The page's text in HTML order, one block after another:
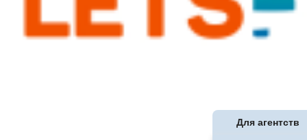
Для агентств